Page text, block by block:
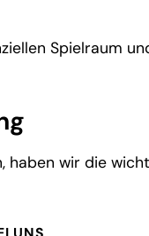
Spielraum
haben wir die